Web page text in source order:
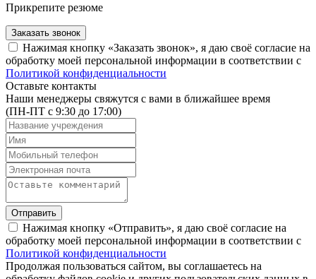
Прикрепите резюме
Заказать звонок
Нажимая кнопку «Заказать звонок», я даю своё согласие на
обработку моей персональной информации в соответствии с
Политикой конфиденциальности
Оставьте контакты
Наши менеджеры свяжутся с вами в ближайшее время
(ПН-ПТ с 9:30 до 17:00)
Отправить
Нажимая кнопку «Отправить», я даю своё согласие на
обработку моей персональной информации в соответствии с
Политикой конфиденциальности
Продолжая пользоваться сайтом, вы соглашаетесь на